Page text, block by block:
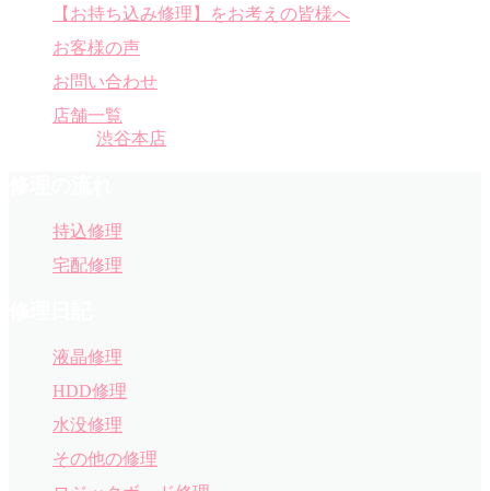
【お持ち込み修理】をお考えの皆様へ
お客様の声
お問い合わせ
店舗一覧
渋谷本店
持込修理
宅配修理
液晶修理
HDD修理
水没修理
その他の修理